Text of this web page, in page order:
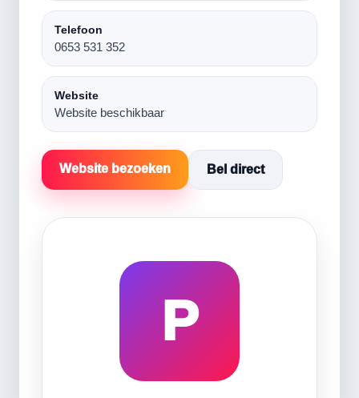
Telefoon
0653 531 352
Website
Website beschikbaar
Website bezoeken Bel direct
P